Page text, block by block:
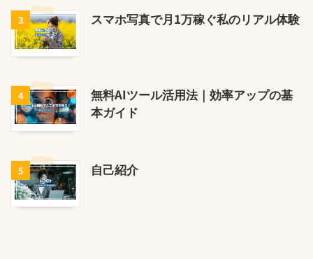
3 スマホ写真で月1万稼ぐ私のリアル体験
4
無料AIツール活用法｜効率アップの基
本ガイド
5 自己紹介